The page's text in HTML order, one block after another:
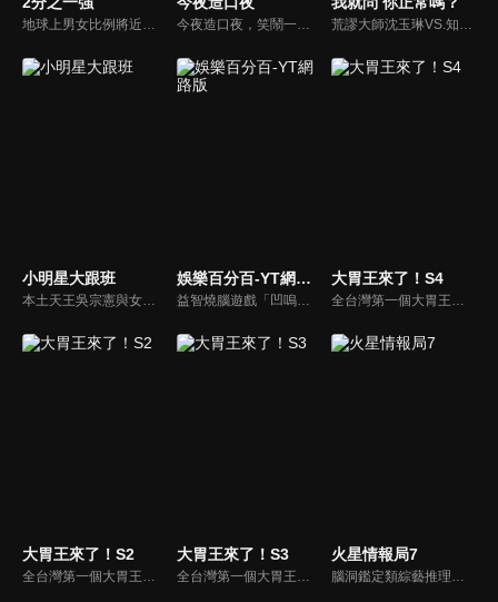
今夜造口夜，笑鬧一整夜。以網路自製嘲諷節目走紅、在網路擁有廣大支持群眾和影響力的主播「視網膜」，藉此一揉合綜藝與喜劇之談話性節目，帶觀眾以輕鬆之方式，瞭解時下最熱門、最能引起共鳴的社會議題、現象和人物。 多元的切入角度、最輕鬆易懂的議題剖析、言論尺度不設限！
小明星大跟班
本土天王吳宗憲與女兒吳姍儒（Sandy）搭檔主持，每集邀請來賓暢談演藝圈大小事，父女檔聯手笑果十足，老梗搭上新世代，最新組合強勢登場！
娛樂百分百-YT網路版
益智燒腦遊戲「凹嗚狼人殺」激發你的邏輯推理能力，偶像巨星雲集，全球娛樂資訊，一手掌握不脫節！2025全新升級改版，盡在《娛樂百分百-YT網路版》！
大胃王來了！S4
全台灣第一個大胃王美食節目，由主持人帶領大胃王們及名人來賓吃遍台灣美食，每趟旅程都有不同的美食主題以及遊戲互動，並藉由大胃王幸福地享用，讓觀眾深刻了解台灣美食文化的豐富特色！
大胃王來了！S2
全台灣第一個大胃王美食節目，由主持人帶領大胃王們及名人來賓吃遍台灣美食，每趟旅程都有不同的美食主題以及遊戲互動，並藉由大胃王幸福地享用，讓觀眾深刻了解台灣美食文化的豐富特色！
大胃王來了！S3
全台灣第一個大胃王美食節目，由主持人帶領大胃王們及名人來賓吃遍台灣美食，每趟旅程都有不同的美食主題以及遊戲互動，並藉由大胃王幸福地享用，讓觀眾深刻了解台灣美食文化的豐富特色！
火星情報局7
腦洞鑑定類綜藝推理脫口秀，陣容為薛之謙、大張偉、楊迪、劉維、黃子弘凡、黃聖依、龐博等…節目圍繞著當下熱梗熱點、觀眾的興趣點、共鳴點展開故事；火星特工廣發英雄帖正面對撞，迎戰近年最出圈、最有趣、最敢說的廠牌大咖們。真金不怕火煉！一場席卷全網的廠牌巔峰之戰即將展開！